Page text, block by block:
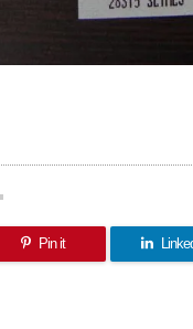
Pin it